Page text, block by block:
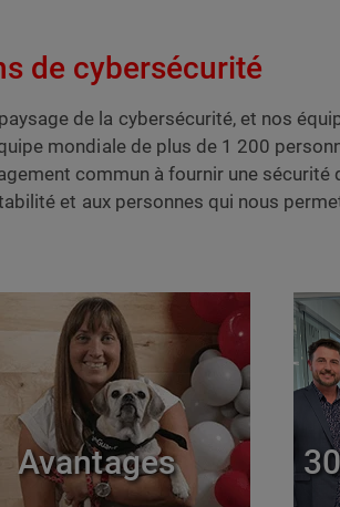
de cybersécurité
de la cybersécurité, et nos
mondiale de plus de 1 200
commun à fournir une
et aux personnes qui nous
Avantages